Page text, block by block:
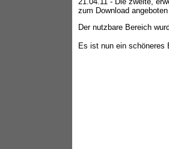
zum Download
Der nutzbare Bereich
Es ist nun ein schöneres